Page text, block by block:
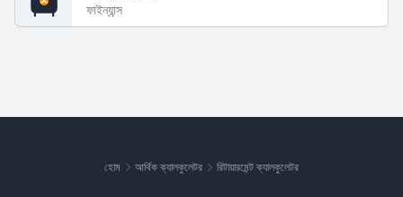
ফাইন্যান্স
হোম আর্থিক ক্যালকুলেটর রিটায়ারমেন্ট ক্যালকুলেটর